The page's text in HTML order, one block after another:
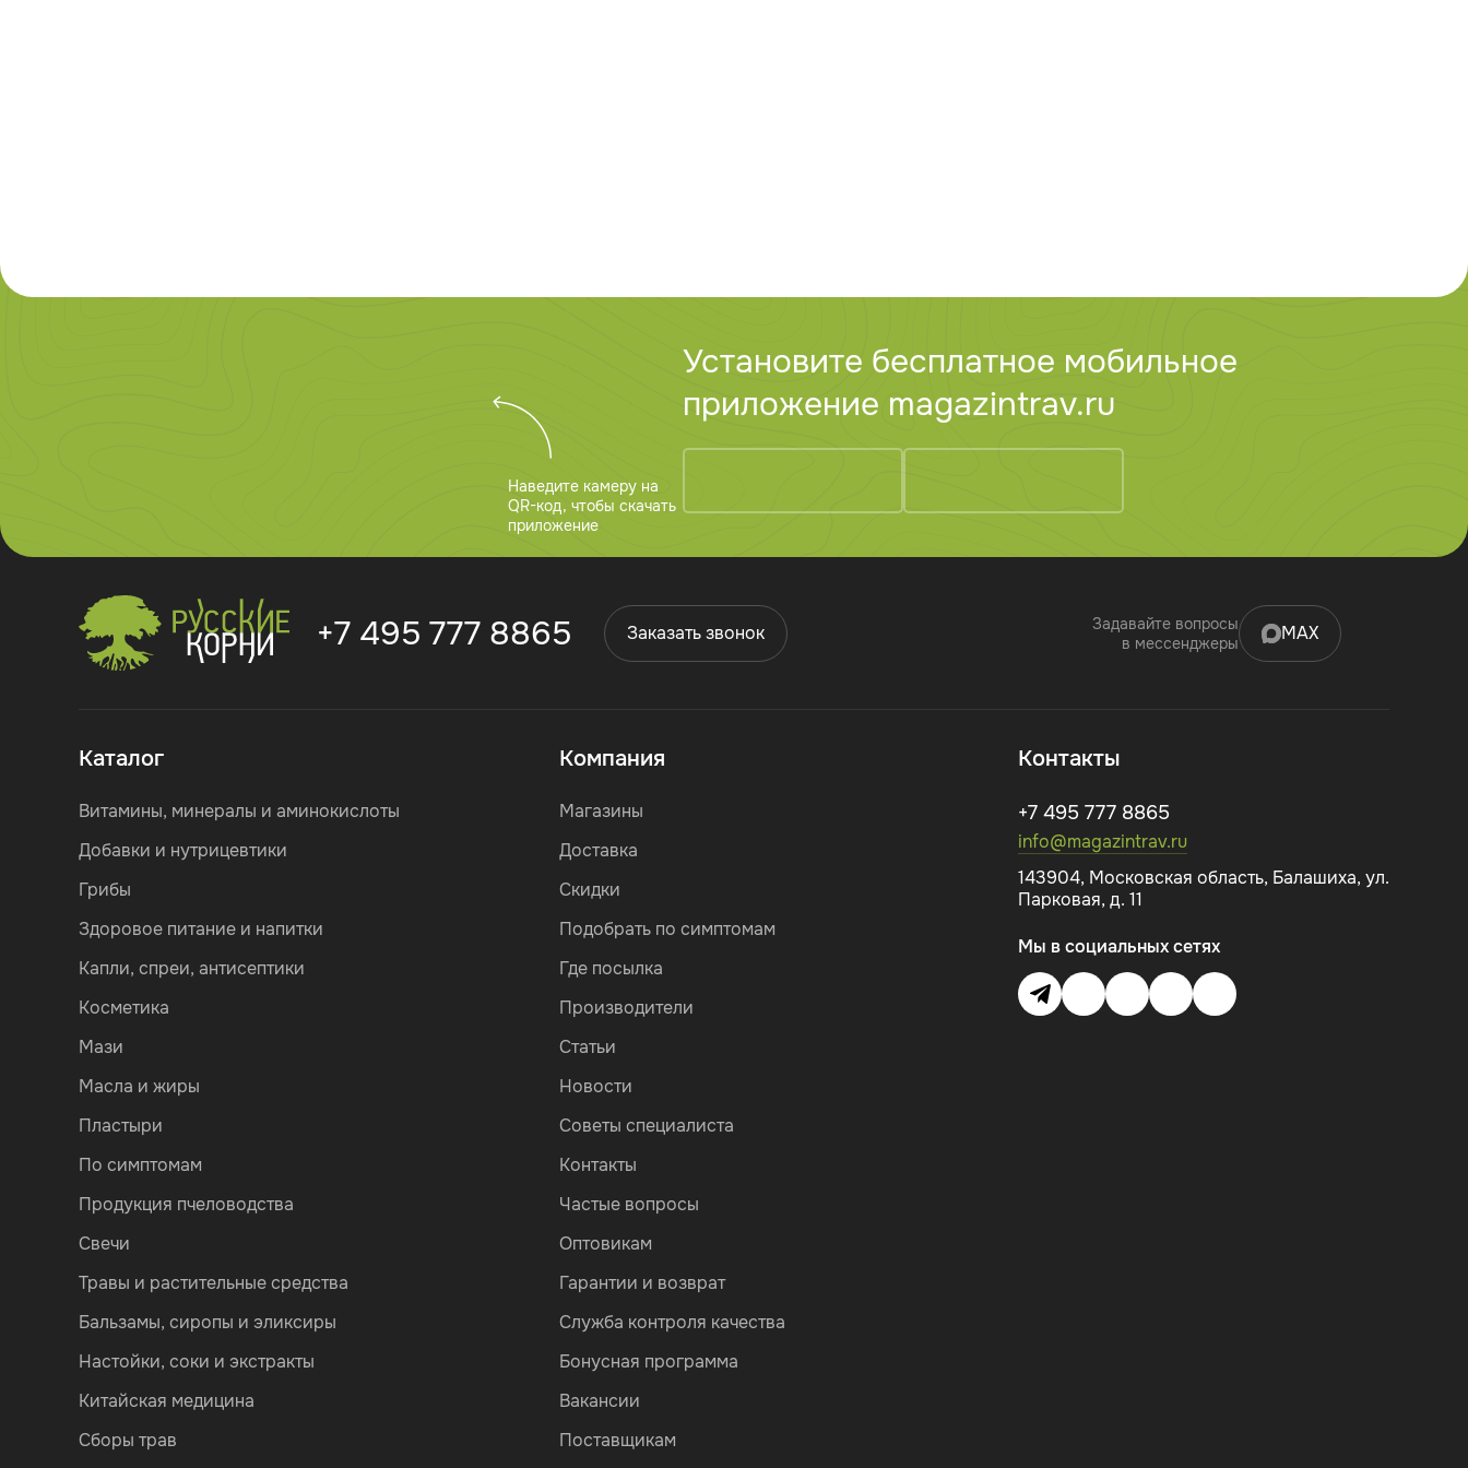
Наведите камеру на
QR-код, чтобы скачать
приложение
Установите бесплатное мобильное
приложение magazintrav.ru
+7 495 777 8865 Заказать звонок
Задавайте вопросы
в мессенджеры
MAX
Контакты
+7 495 777 8865
info@magazintrav.ru
143904, Московская область, Балашиха, ул.
Парковая, д. 11
Мы в социальных сетях
Каталог
Витамины, минералы и аминокислоты
Добавки и нутрицевтики
Грибы
Здоровое питание и напитки
Капли, спреи, антисептики
Косметика
Мази
Масла и жиры
Пластыри
По симптомам
Продукция пчеловодства
Свечи
Травы и растительные средства
Бальзамы, сиропы и эликсиры
Настойки, соки и экстракты
Китайская медицина
Сборы трав
Компания
Магазины
Доставка
Скидки
Подобрать по симптомам
Где посылка
Производители
Статьи
Новости
Советы специалиста
Контакты
Частые вопросы
Оптовикам
Гарантии и возврат
Служба контроля качества
Бонусная программа
Вакансии
Поставщикам